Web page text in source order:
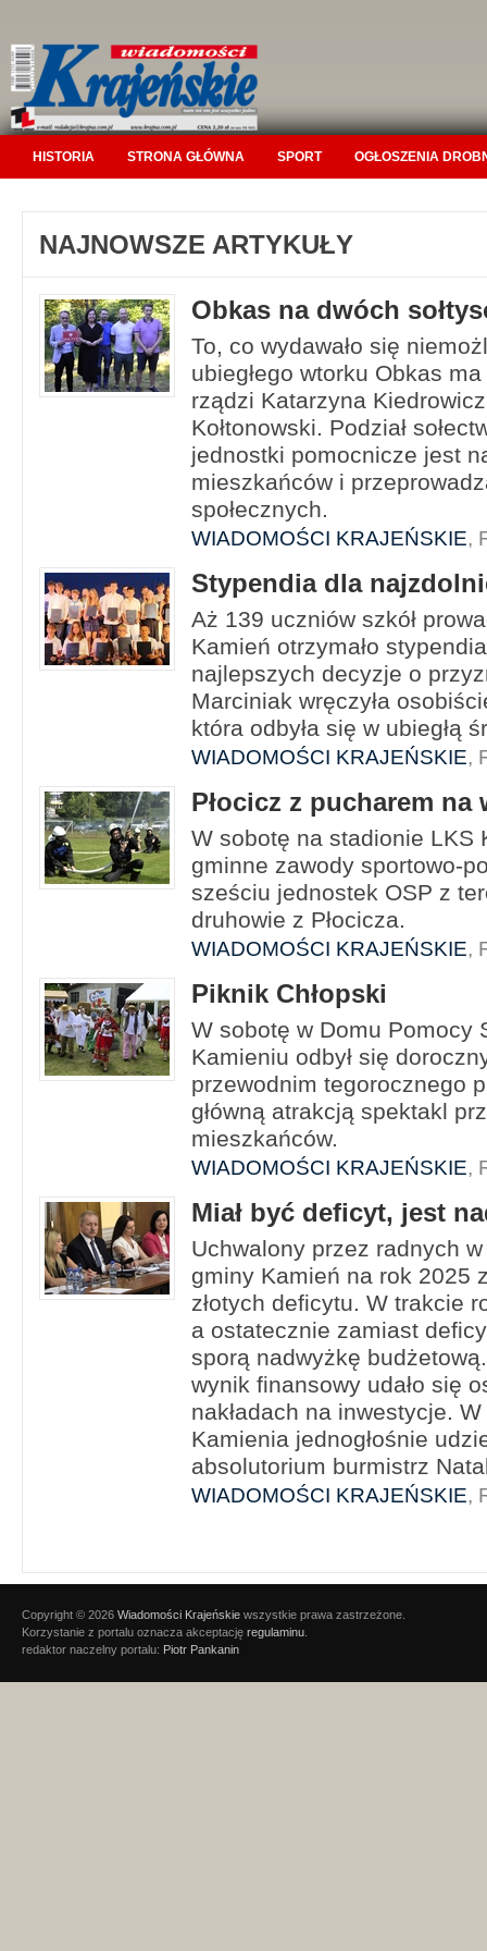
HISTORIA STRONA GŁÓWNA SPORT OGŁOSZENIA
NAJNOWSZE ARTYKUŁY
Obkas na dwóch
To, co wydawało się
ubiegłego wtorku Obkas
rządzi Katarzyna
Kołtonowski. Podział
jednostki pomocnicze jest
mieszkańców i
społecznych.
WIADOMOŚCI KRAJEŃSKIE,
Stypendia dla
Aż 139 uczniów szkół
Kamień otrzymało
najlepszych decyzje o
Marciniak wręczyła
która odbyła się w ubiegłą
WIADOMOŚCI KRAJEŃSKIE,
Płocicz z pucharem na
W sobotę na stadionie LKS
gminne zawody sportowo-
sześciu jednostek OSP z
druhowie z Płocicza.
WIADOMOŚCI KRAJEŃSKIE,
Piknik Chłopski
W sobotę w Domu Pomocy
Kamieniu odbył się
przewodnim tegorocznego
główną atrakcją spektakl
mieszkańców.
WIADOMOŚCI KRAJEŃSKIE,
Miał być deficyt, jest
Uchwalony przez radnych
gminy Kamień na rok 2025
złotych deficytu. W trakcie
a ostatecznie zamiast
sporą nadwyżkę
wynik finansowy udało się
nakładach na inwestycje.
Kamienia jednogłośnie
absolutorium burmistrz
WIADOMOŚCI KRAJEŃSKIE,
Copyright © 2026 Wiadomości Krajeńskie wszystkie prawa zastrzeżone.
Korzystanie z portalu oznacza akceptację regulaminu
redaktor naczelny portalu: Piotr Pankanin